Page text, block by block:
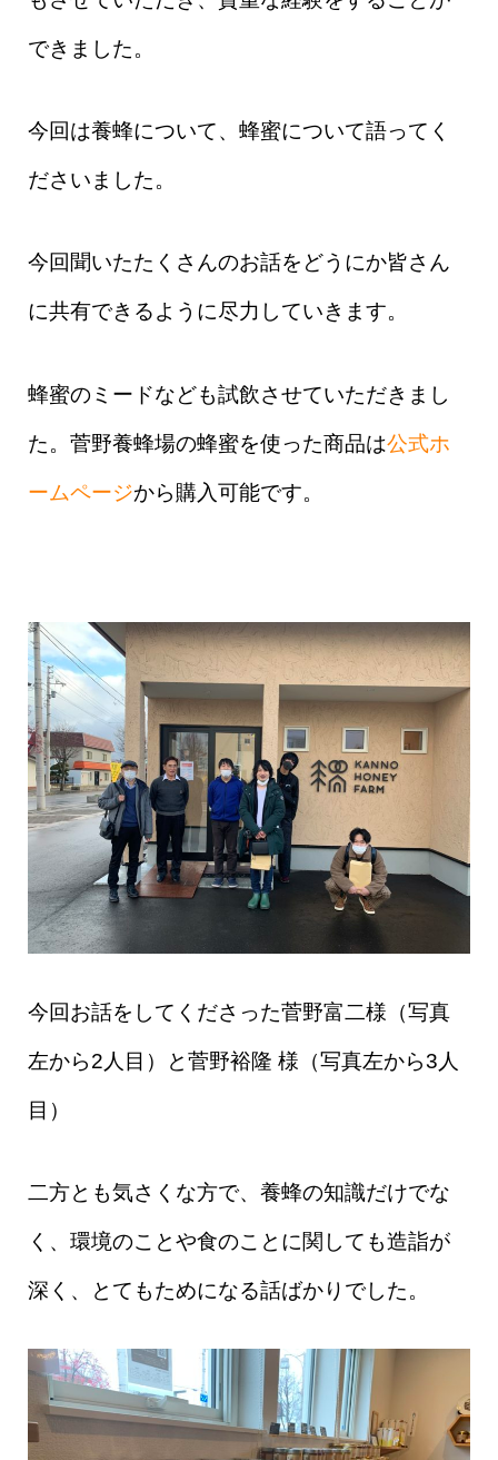
できました。
今回は養蜂について、蜂蜜について語ってく
ださいました。
今回聞いたたくさんのお話をどうにか皆さん
に共有できるように尽力していきます。
蜂蜜のミードなども試飲させていただきまし
た。菅野養蜂場の蜂蜜を使った商品は公式ホ
ームページから購入可能です。
今回お話をしてくださった菅野富二様（写真
左から2人目）と菅野裕隆 様（写真左から3人
目）
二方とも気さくな方で、養蜂の知識だけでな
く、環境のことや食のことに関しても造詣が
深く、とてもためになる話ばかりでした。